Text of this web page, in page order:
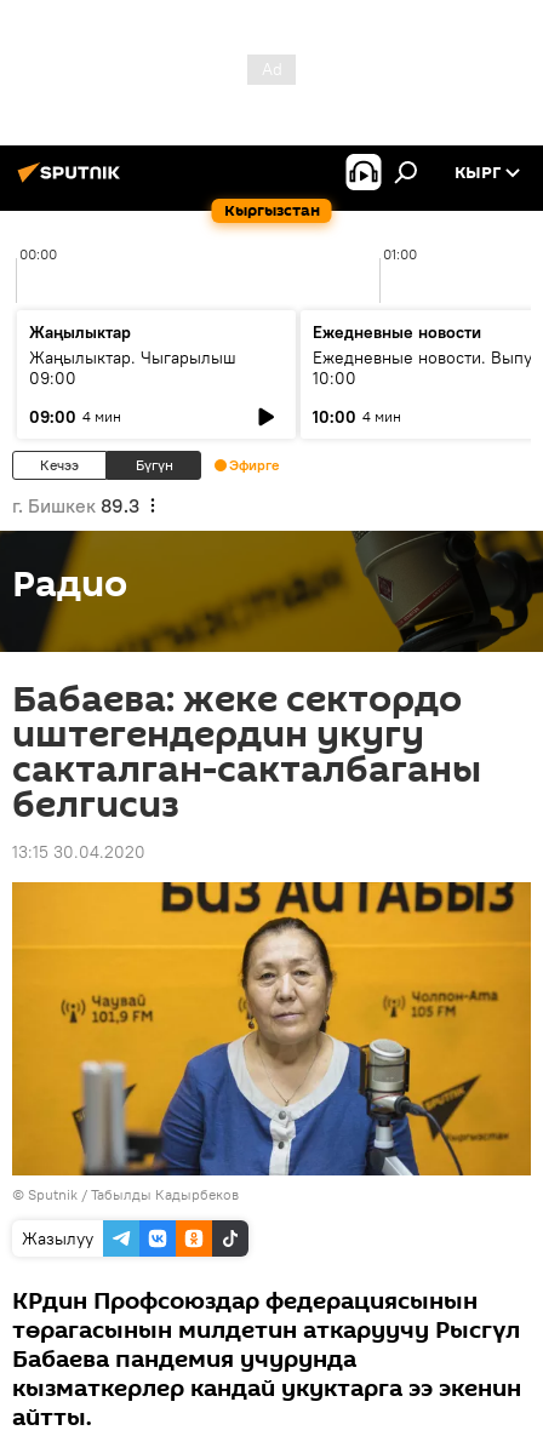
Кыргызстан
КЫРГ
00:00 01:00
Жаңылыктар
Жаңылыктар. Чыгарылыш
09:00
09:00 4 мин
Ежедневные новости
Ежедневные новости.
10:00
10:00 4 мин
Кечээ Бүгүн Эфирге
г. Бишкек 89.3
Радио
Бабаева: жеке сектордо
иштегендердин укугу
сакталган-сакталбаганы
белгисиз
13:15 30.04.2020
© Sputnik / Табылды Кадырбеков
Жазылуу
КРдин Профсоюздар федерациясынын
төрагасынын милдетин аткаруучу Рысгүл
Бабаева пандемия учурунда
кызматкерлер кандай укуктарга ээ экенин
айтты.